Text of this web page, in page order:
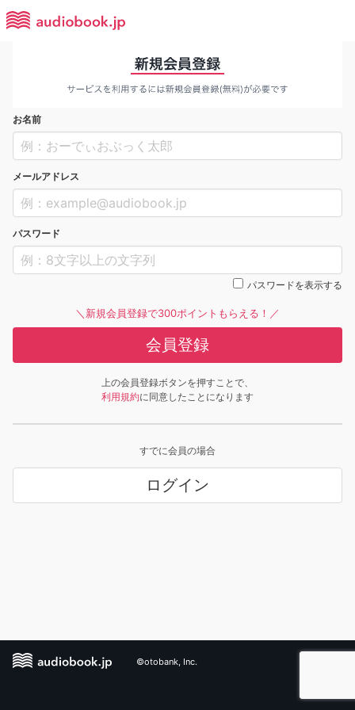
お名前
メールアドレス
パスワード
パスワードを表示する
＼新規会員登録で300ポイントもらえる！／
会員登録
上の会員登録ボタンを押すことで、
利用規約に同意したことになります
すでに会員の場合
ログイン
©otobank, Inc.